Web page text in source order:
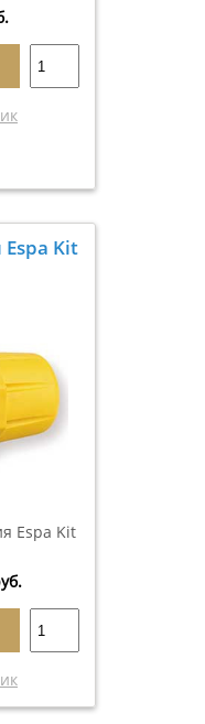
Kit
Espa Kit